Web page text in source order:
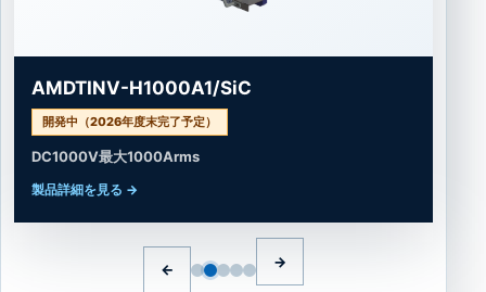
AMDTINV-SH400A2/SiC
DC800V最大400Arms
製品詳細を見る →
← →